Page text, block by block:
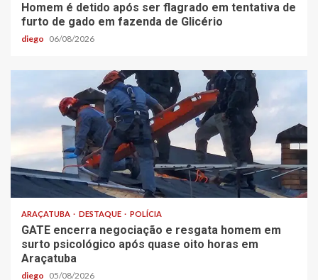
Homem é detido após ser flagrado em tentativa de
furto de gado em fazenda de Glicério
diego 06/08/2026
ARAÇATUBA DESTAQUE POLÍCIA
GATE encerra negociação e resgata homem em
surto psicológico após quase oito horas em
Araçatuba
diego 05/08/2026